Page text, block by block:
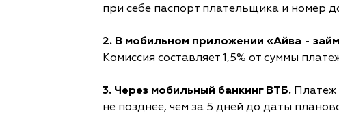
при себе паспорт плательщика и номер
2. В мобильном приложении «Айва -
Комиссия составляет 1,5% от суммы
3. Через мобильный банкинг ВТБ. Платеж
не позднее, чем за 5 дней до даты